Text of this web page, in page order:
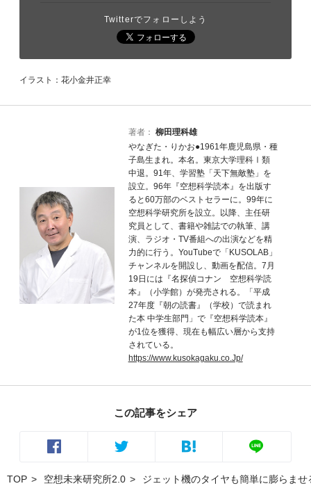
Twitterでフォローしよう
イラスト：花小金井正幸
著者： 柳田理科雄
やなぎた・りかお●1961年鹿児島県・種
子島生まれ。本名。東京大学理科Ⅰ類
中退。91年、学習塾「天下無敵塾」を
設立。96年『空想科学読本』を出版す
ると60万部のベストセラーに。99年に
空想科学研究所を設立。以降、主任研
究員として、書籍や雑誌での執筆、講
演、ラジオ・TV番組への出演などを精
力的に行う。YouTubeで「KUSOLAB」
チャンネルを開設し、動画を配信。7月
19日には『名探偵コナン 空想科学読
本』（小学館）が発売される。「平成
27年度『朝の読書』（学校）で読まれ
た本 中学生部門」で『空想科学読本』
が1位を獲得、現在も幅広い層から支持
されている。
https://www.kusokagaku.co.Jp/
この記事をシェア
TOP 空想未来研究所2.0 ジェット機のタイヤも簡単に膨らま